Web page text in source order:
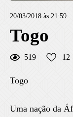
20/03/2018 às 21:59
Togo
519 12
Togo
Uma nação da